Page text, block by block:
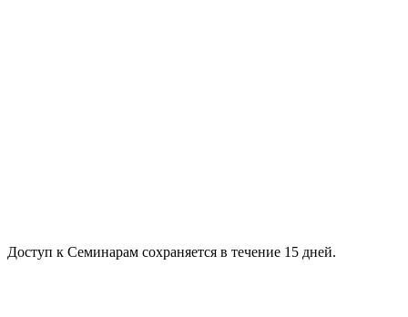
Доступ к Семинарам сохраняется в течение 15 дней.